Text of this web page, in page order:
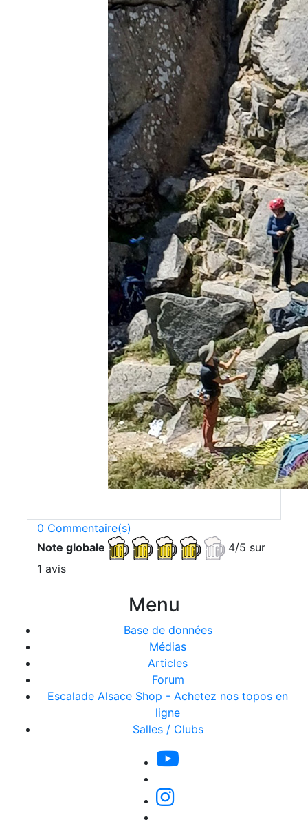
0 Commentaire(s)
Note globale
4/5 sur
1 avis
Menu
Base de données
Médias
Articles
Forum
Escalade Alsace Shop - Achetez nos topos en
ligne
Salles / Clubs